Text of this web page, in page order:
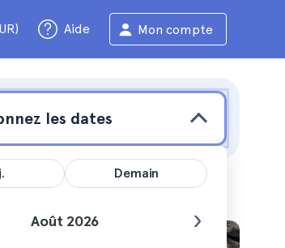
Aide Mon compte
les dates
Demain
Août 2026